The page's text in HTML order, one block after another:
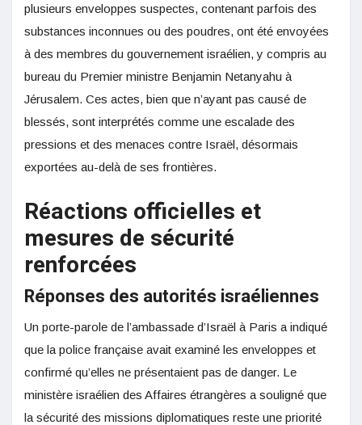
plusieurs enveloppes suspectes, contenant parfois des
substances inconnues ou des poudres, ont été envoyées
à des membres du gouvernement israélien, y compris au
bureau du Premier ministre Benjamin Netanyahu à
Jérusalem. Ces actes, bien que n’ayant pas causé de
blessés, sont interprétés comme une escalade des
pressions et des menaces contre Israël, désormais
exportées au-delà de ses frontières.
Réactions officielles et
mesures de sécurité
renforcées
Réponses des autorités israéliennes
Un porte-parole de l’ambassade d’Israël à Paris a indiqué
que la police française avait examiné les enveloppes et
confirmé qu’elles ne présentaient pas de danger. Le
ministère israélien des Affaires étrangères a souligné que
la sécurité des missions diplomatiques reste une priorité